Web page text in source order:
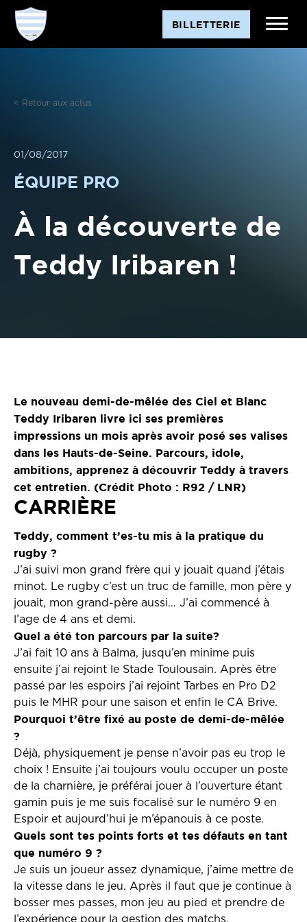
Aller
contenu
BILLETTERIE
< Retour aux actus
01/08/2017
ÉQUIPE PRO
À la découverte de
Teddy Iribaren !
Le nouveau demi-de-mêlée des Ciel et Blanc
Teddy Iribaren livre ici ses premières
impressions un mois après avoir posé ses valises
dans les Hauts-de-Seine. Parcours, idole,
ambitions, apprenez à découvrir Teddy à travers
cet entretien. (Crédit Photo : R92 / LNR)
CARRIÈRE
Teddy, comment t’es-tu mis à la pratique du
rugby ?
J’ai suivi mon grand frère qui y jouait quand j’étais
minot. Le rugby c’est un truc de famille, mon père y
jouait, mon grand-père aussi… J’ai commencé à
l’age de 4 ans et demi.
Quel a été ton parcours par la suite?
J’ai fait 10 ans à Balma, jusqu’en minime puis
ensuite j’ai rejoint le Stade Toulousain. Après être
passé par les espoirs j’ai rejoint Tarbes en Pro D2
puis le MHR pour une saison et enfin le CA Brive.
Pourquoi t’être fixé au poste de demi-de-mêlée
?
Déjà, physiquement je pense n’avoir pas eu trop le
choix ! Ensuite j’ai toujours voulu occuper un poste
de la charnière, je préférai jouer à l’ouverture étant
gamin puis je me suis focalisé sur le numéro 9 en
Espoir et aujourd’hui je m’épanouis à ce poste.
Quels sont tes points forts et tes défauts en tant
que numéro 9 ?
Je suis un joueur assez dynamique, j’aime mettre de
la vitesse dans le jeu. Après il faut que je continue à
bosser mes passes, mon jeu au pied et prendre de
l’expérience pour la gestion des matchs.